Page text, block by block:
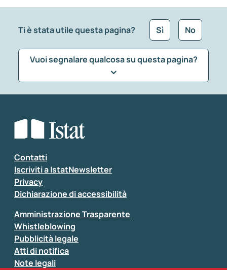
Ti è stata utile questa pagina? Sì No
Vuoi segnalare qualcosa su questa pagina?
Seleziona la tipologia della segnalazione
Inserisci il tuo commento
Contatti
Iscriviti a IstatNewsletter
Privacy
Dichiarazione di accessibilità
Amministrazione Trasparente
Whistleblowing
Pubblicità legale
Atti di notifica
Note legali